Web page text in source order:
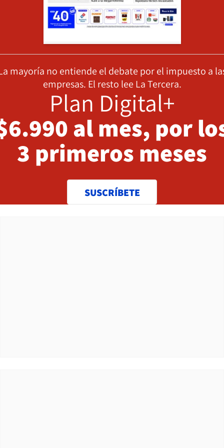
mayoría no entiende el debate por el impuesto a
empresas. El resto lee La Tercera.
Plan Digital+
al mes, por
3 primeros meses
SUSCRÍBETE